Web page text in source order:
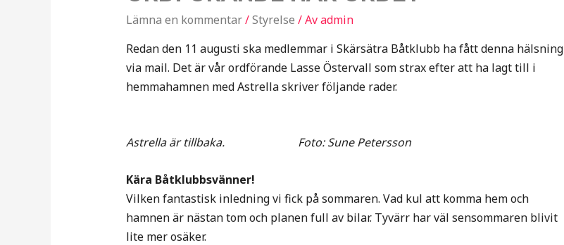
Lämna en kommentar/Styrelse / Avadmin
Redan den 11 augusti ska medlemmar i Skärsätra Båtklubb ha fått denna hälsning
via mail. Det är vår ordförande Lasse Östervall som strax efter att ha lagt till i
hemmahamnen med Astrella skriver följande rader.
Astrella är tillbaka. Foto: Sune Petersson
Kära Båtklubbsvänner!
Vilken fantastisk inledning vi fick på sommaren. Vad kul att komma hem och
hamnen är nästan tom och planen full av bilar. Tyvärr har väl sensommaren blivit
lite mer osäker.